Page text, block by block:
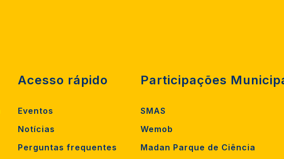
Acesso rápido
Eventos
Notícias
Perguntas frequentes
Participações
SMAS
Wemob
Madan Parque de Ciência